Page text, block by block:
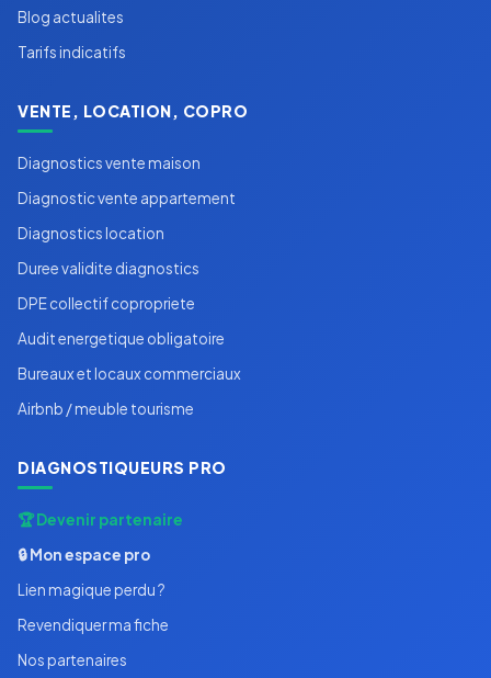
Blog actualites
Tarifs indicatifs
VENTE, LOCATION, COPRO
Diagnostics vente maison
Diagnostic vente appartement
Diagnostics location
Duree validite diagnostics
DPE collectif copropriete
Audit energetique obligatoire
Bureaux et locaux commerciaux
Airbnb / meuble tourisme
DIAGNOSTIQUEURS PRO
🏆 Devenir partenaire
🔒 Mon espace pro
Lien magique perdu ?
Revendiquer ma fiche
Nos partenaires